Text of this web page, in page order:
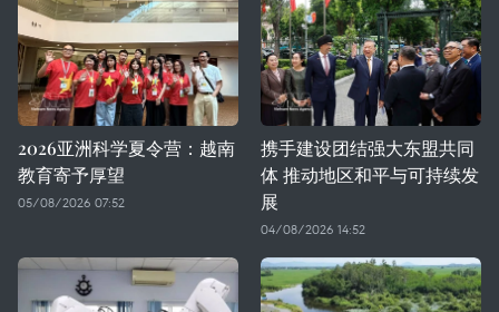
2026亚洲科学夏令营：越南
教育寄予厚望
05/08/2026 07:52
携手建设团结强大东盟共同
体 推动地区和平与可持续发
展
04/08/2026 14:52